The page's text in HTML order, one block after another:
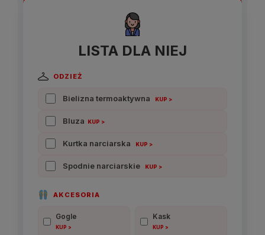
LISTA DLA NIEJ
ODZIEŻ
Bielizna termoaktywna KUP >
Bluza KUP >
Kurtka narciarska KUP >
Spodnie narciarskie KUP >
AKCESORIA
Gogle
KUP >
Kask
KUP >